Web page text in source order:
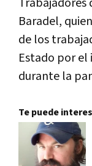
Trabajadores
Baradel,
de los
Estado por el
durante la
Te puede